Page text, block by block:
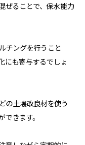
ぜることで、保水能力
チングを行うこと
にも寄与するでしょ
の土壌改良材を使う
きます。